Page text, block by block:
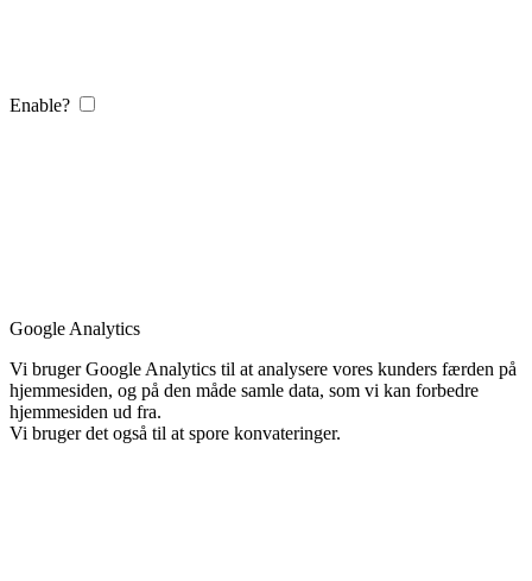
Enable?
Google Analytics
Vi bruger Google Analytics til at analysere vores kunders færden på
hjemmesiden, og på den måde samle data, som vi kan forbedre
hjemmesiden ud fra.
Vi bruger det også til at spore konvateringer.